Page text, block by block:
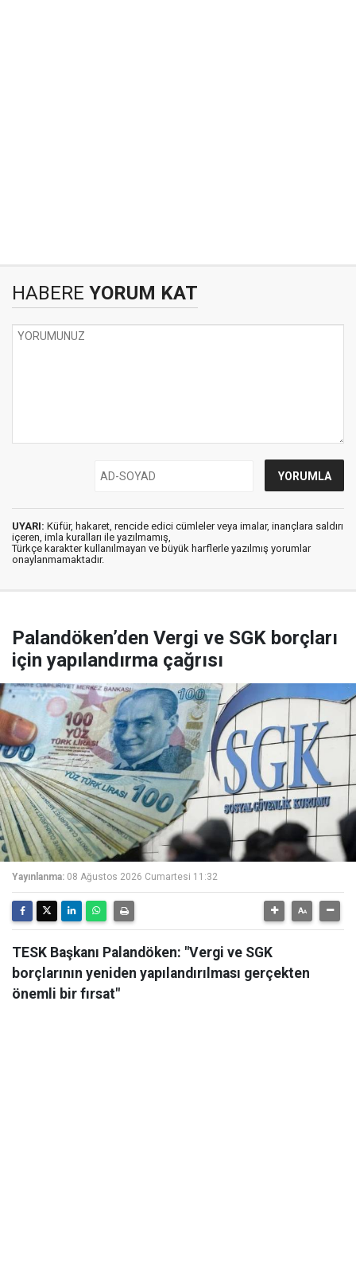
HABERE YORUM KAT
UYARI: Küfür, hakaret, rencide edici cümleler veya imalar, inançlara saldırı
içeren, imla kuralları ile yazılmamış,
Türkçe karakter kullanılmayan ve büyük harflerle yazılmış yorumlar
onaylanmamaktadır.
Palandöken’den Vergi ve SGK borçları
için yapılandırma çağrısı
Yayınlanma: 08 Ağustos 2026 Cumartesi 11:32
TESK Başkanı Palandöken: "Vergi ve SGK
borçlarının yeniden yapılandırılması gerçekten
önemli bir fırsat"